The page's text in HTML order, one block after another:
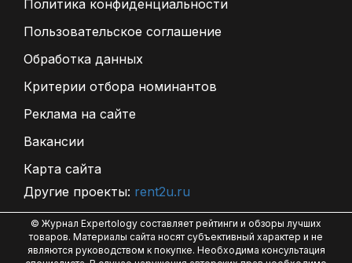
Политика конфиденциальности
Пользовательское соглашение
Обработка данных
Критерии отбора номинантов
Реклама на сайте
Вакансии
Карта сайта
Другие проекты: rent2u.ru
© Журнал Expertology составляет рейтинги и обзоры лучших
товаров. Материалы сайта носят субъективный характер и не
являются руководством к покупке. Необходима консультация